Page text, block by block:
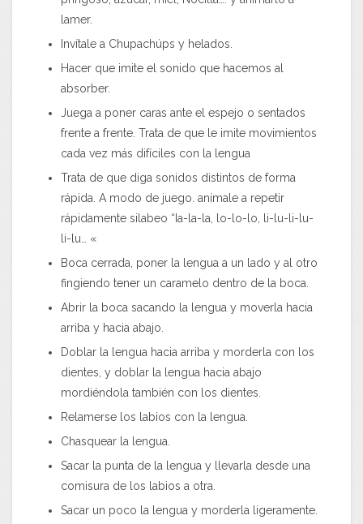
lamer.
Invítale a Chupachúps y helados.
Hacer que imite el sonido que hacemos al
absorber.
Juega a poner caras ante el espejo o sentados
frente a frente. Trata de que le imite movimientos
cada vez más difíciles con la lengua
Trata de que diga sonidos distintos de forma
rápida. A modo de juego. anímale a repetir
rápidamente silabeo “Ia-la-la, lo-lo-lo, li-lu-li-lu-
li-lu… «
Boca cerrada, poner la lengua a un lado y al otro
fingiendo tener un caramelo dentro de la boca.
Abrir la boca sacando la lengua y moverla hacia
arriba y hacia abajo.
Doblar la lengua hacia arriba y morderla con los
dientes, y doblar la lengua hacia abajo
mordiéndola también con los dientes.
Relamerse los labios con la lengua.
Chasquear la lengua.
Sacar la punta de la lengua y llevarla desde una
comisura de los labios a otra.
Sacar un poco la lengua y morderla ligeramente.